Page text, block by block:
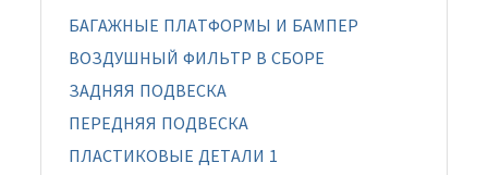
БАГАЖНЫЕ ПЛАТФОРМЫ И БАМПЕР
ВОЗДУШНЫЙ ФИЛЬТР В СБОРЕ
ЗАДНЯЯ ПОДВЕСКА
ПЕРЕДНЯЯ ПОДВЕСКА
ПЛАСТИКОВЫЕ ДЕТАЛИ 1